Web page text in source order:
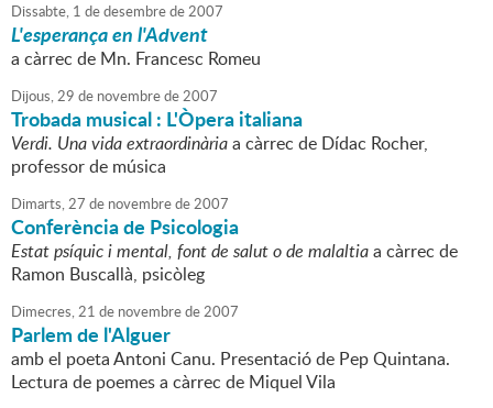
Dissabte, 1 dedesembrede2007
L'esperança en l'Advent
a càrrec de Mn. Francesc Romeu
Dijous,29 de novembrede2007
Trobada musical : L'Òpera italiana
Verdi. Una vida extraordinàriaa càrrec de Dídac Rocher,
professor de música
Dimarts,27 de novembrede2007
Conferència de Psicologia
Estat psíquic i mental, font de salut o de malaltiaa càrrec de
Ramon Buscallà, psicòleg
Dimecres,21 de novembrede2007
Parlem de l'Alguer
amb el poeta Antoni Canu. Presentació de Pep Quintana.
Lectura de poemes a càrrec de Miquel Vila